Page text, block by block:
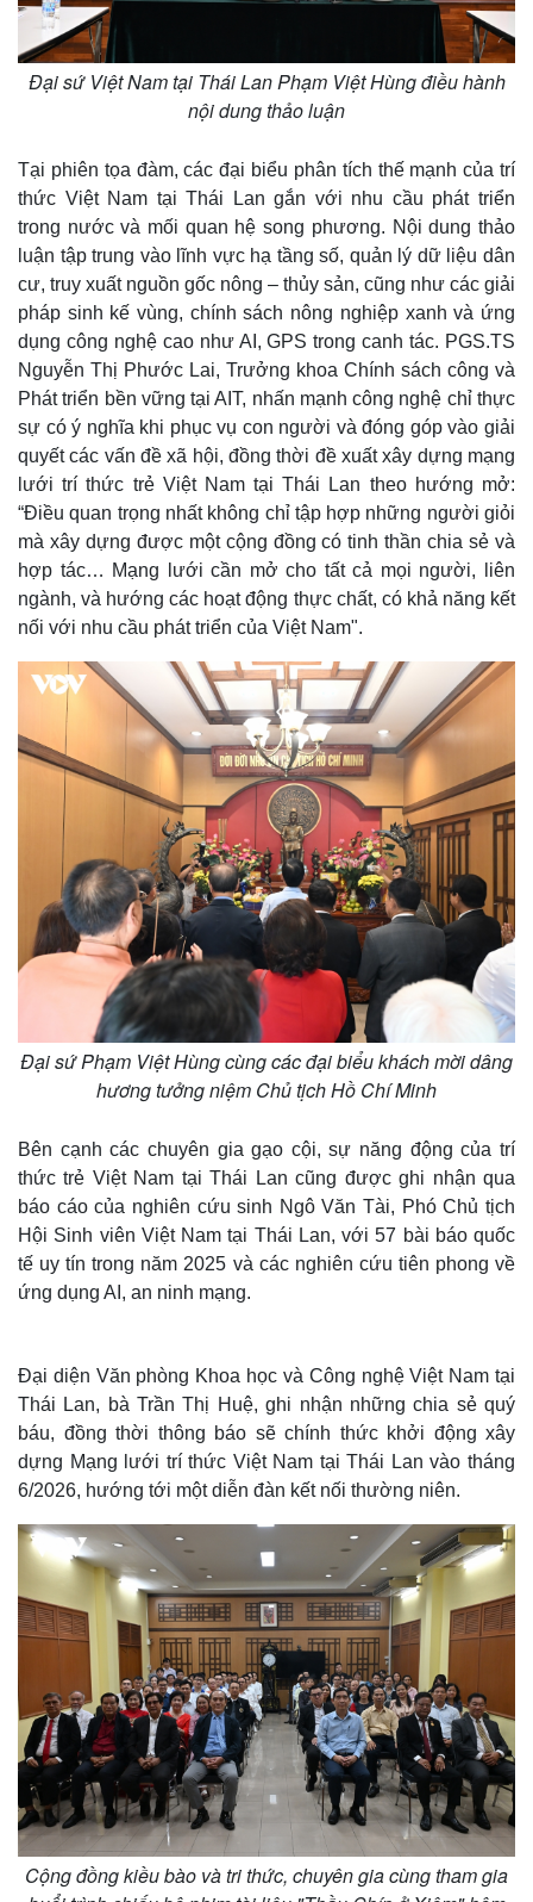
Thế giới
Quan sát
Cuộc sống đó đây
Hồ sơ
Multimedia
Ảnh
E-Magazine
Infographic
Bất động sản
Khởi nghiệp
Thị trường
Giá vàng
Tiêu dùng
Tỷ giá
Chứng khoán
Giá cà phê
Đại sứ Việt Nam tại Thái Lan Phạm Việt Hùng điều hành
nội dung thảo luận
Tại phiên tọa đàm, các đại biểu phân tích thế mạnh của trí
thức Việt Nam tại Thái Lan gắn với nhu cầu phát triển
trong nước và mối quan hệ song phương. Nội dung thảo
luận tập trung vào lĩnh vực hạ tầng số, quản lý dữ liệu dân
cư, truy xuất nguồn gốc nông – thủy sản, cũng như các giải
pháp sinh kế vùng, chính sách nông nghiệp xanh và ứng
dụng công nghệ cao như AI, GPS trong canh tác. PGS.TS
Nguyễn Thị Phước Lai, Trưởng khoa Chính sách công và
Phát triển bền vững tại AIT, nhấn mạnh công nghệ chỉ thực
sự có ý nghĩa khi phục vụ con người và đóng góp vào giải
quyết các vấn đề xã hội, đồng thời đề xuất xây dựng mạng
lưới trí thức trẻ Việt Nam tại Thái Lan theo hướng mở:
“Điều quan trọng nhất không chỉ tập hợp những người giỏi
mà xây dựng được một cộng đồng có tinh thần chia sẻ và
hợp tác… Mạng lưới cần mở cho tất cả mọi người, liên
ngành, và hướng các hoạt động thực chất, có khả năng kết
nối với nhu cầu phát triển của Việt Nam".
Đại sứ Phạm Việt Hùng cùng các đại biểu khách mời dâng
hương tưởng niệm Chủ tịch Hồ Chí Minh
Bên cạnh các chuyên gia gạo cội, sự năng động của trí
thức trẻ Việt Nam tại Thái Lan cũng được ghi nhận qua
báo cáo của nghiên cứu sinh Ngô Văn Tài, Phó Chủ tịch
Hội Sinh viên Việt Nam tại Thái Lan, với 57 bài báo quốc
tế uy tín trong năm 2025 và các nghiên cứu tiên phong về
ứng dụng AI, an ninh mạng.
Đại diện Văn phòng Khoa học và Công nghệ Việt Nam tại
Thái Lan, bà Trần Thị Huệ, ghi nhận những chia sẻ quý
báu, đồng thời thông báo sẽ chính thức khởi động xây
dựng Mạng lưới trí thức Việt Nam tại Thái Lan vào tháng
6/2026, hướng tới một diễn đàn kết nối thường niên.
Cộng đồng kiều bào và tri thức, chuyên gia cùng tham gia